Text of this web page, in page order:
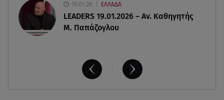
19.01.26 ΕΛΛΑΔΑ
LEADERS 19.01.2026 – Αν. Καθηγητής
Μ. Παπάζογλου